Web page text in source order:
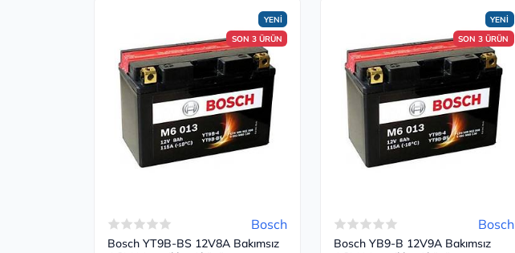
YENİ
SON 3 ÜRÜN
Bosch
Bosch YT9B-BS 12V8A Bakımsız
YENİ
SON 3 ÜRÜN
Bosch
Bosch YB9-B 12V9A Bakımsız